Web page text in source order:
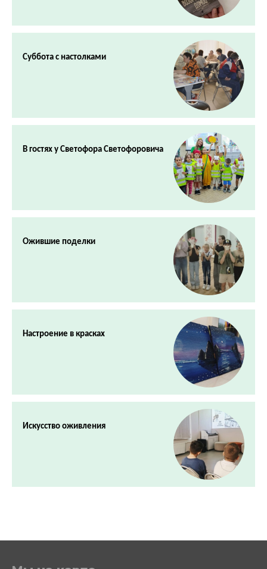
Суббота с настолками
В гостях у Светофора Светофоровича
Ожившие поделки
Настроение в красках
Искусство оживления